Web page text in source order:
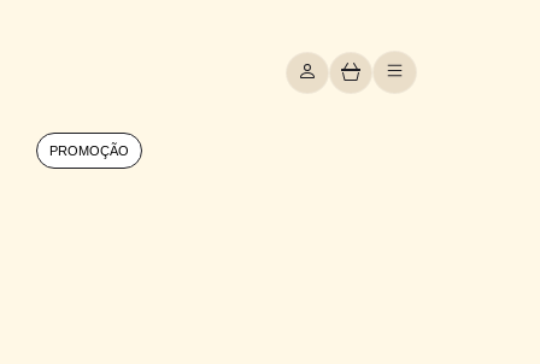
PROMOÇÃO